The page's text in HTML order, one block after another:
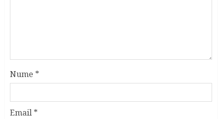
Nume *
Email *